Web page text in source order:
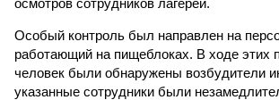
осмотров сотрудников лагерей.
Особый контроль был направлен на
работающий на пищеблоках. В ходе этих
человек были обнаружены возбудители
указанные сотрудники были